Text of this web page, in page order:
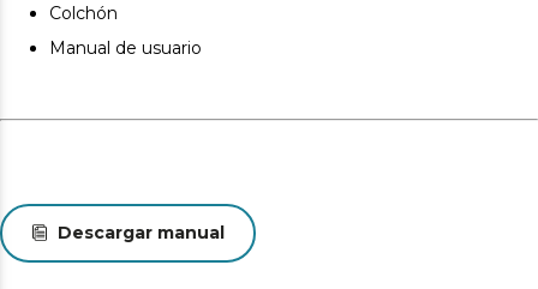
Colchón
Manual de usuario
Descargar manual